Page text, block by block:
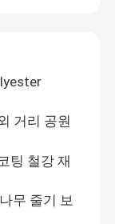
거리 공원
팅 철강 재
무 줄기 보